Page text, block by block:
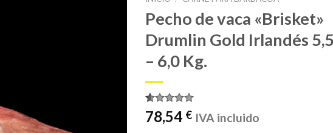
Pecho de vaca «Brisket»
Drumlin Gold Irlandés 5,5
– 6,0 Kg.
Valorado
con5.00
1
78,54 € IVA incluido